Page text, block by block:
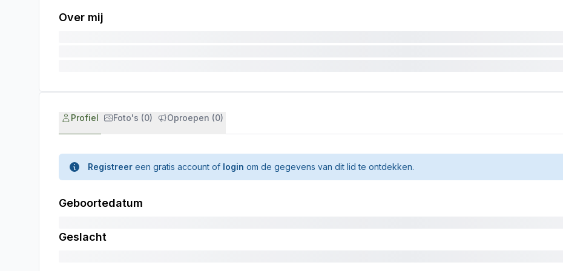
Over mij
Profiel Foto's (0) Oproepen (0)
Registreer een gratis account of login om de gegevens van dit lid te ontdekken.
Geboortedatum
Geslacht